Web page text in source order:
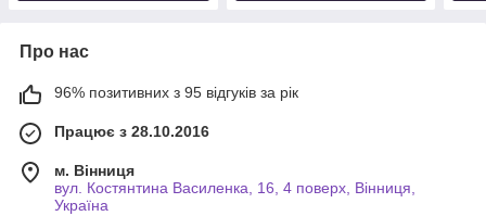
Про нас
96% позитивних з 95 відгуків за рік
Працює з 28.10.2016
м. Вінниця
вул. Костянтина Василенка, 16, 4 поверх, Вінниця,
Україна